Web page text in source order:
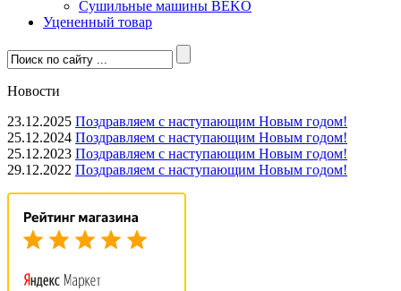
Сушильные машины BEKO
Уцененный товар
Новости
23.12.2025 Поздравляем с наступающим Новым годом!
25.12.2024 Поздравляем с наступающим Новым годом!
25.12.2023 Поздравляем с наступающим Новым годом!
29.12.2022 Поздравляем с наступающим Новым годом!